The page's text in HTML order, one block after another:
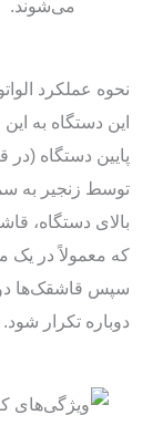
می‌شوند.
نحوه عملکرد
این دستگاه به
پایین دستگاه
توسط زنجیر به
بالای دستگاه،
که معمولاً در یک
سپس قاشقک‌ها
دوباره تکرار شود.